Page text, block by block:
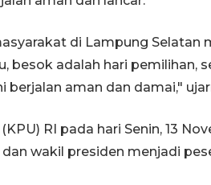
di Lampung Selatan
besok adalah hari pemilihan,
berjalan aman dan damai,"
RI pada hari Senin, 13
wakil presiden menjadi